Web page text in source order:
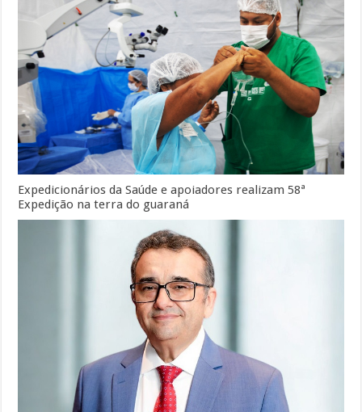
Expedicionários da Saúde e apoiadores realizam 58ª
Expedição na terra do guaraná